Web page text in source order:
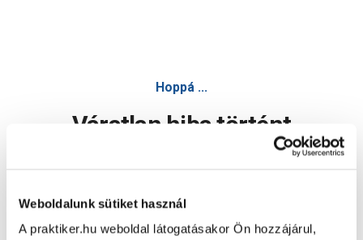
Weboldalunk sütiket használ
A praktiker.hu weboldal látogatásakor Ön hozzájárul,
Hoppá ...
Váratlan hiba történt
Oldal újratöltése